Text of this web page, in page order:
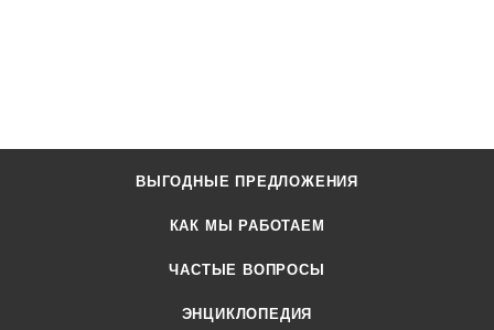
ВЫГОДНЫЕ ПРЕДЛОЖЕНИЯ
КАК МЫ РАБОТАЕМ
ЧАСТЫЕ ВОПРОСЫ
ЭНЦИКЛОПЕДИЯ